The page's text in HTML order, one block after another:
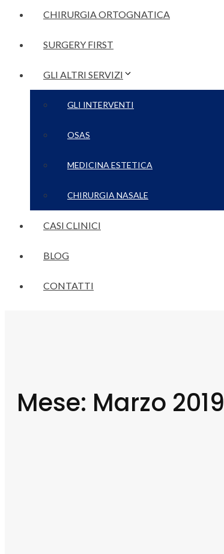
CHIRURGIA ORTOGNATICA
SURGERY FIRST
GLI ALTRI SERVIZI
GLI INTERVENTI
OSAS
MEDICINA ESTETICA
CHIRURGIA NASALE
CASI CLINICI
BLOG
CONTATTI
Mese: Marzo 2019